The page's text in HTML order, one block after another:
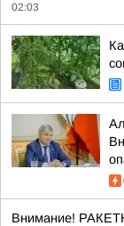
02:03
Внимание!